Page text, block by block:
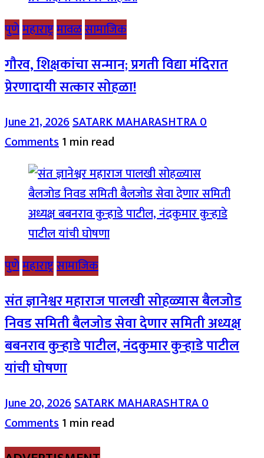
पुणेमहाराष्ट्रमावळसामाजिक
गौरव, शिक्षकांचा सन्मान; प्रगती विद्या मंदिरात
प्रेरणादायी सत्कार सोहळा!
June 21, 2026SATARK MAHARASHTRA0
Comments1 min read
पुणेमहाराष्ट्रसामाजिक
संत ज्ञानेश्वर महाराज पालखी सोहळ्यास बैलजोड
निवड समिती बैलजोड सेवा देणार समिती अध्यक्ष
बबनराव कुऱ्हाडे पाटील, नंदकुमार कुऱ्हाडे पाटील
यांची घोषणा
June 20, 2026SATARK MAHARASHTRA0
Comments1 min read